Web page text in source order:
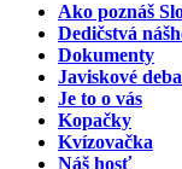
Ako poznáš
Dedičstvá
Dokumenty
Javiskové
Je to o vás
Kopačky
Kvízovačka
Náš hosť